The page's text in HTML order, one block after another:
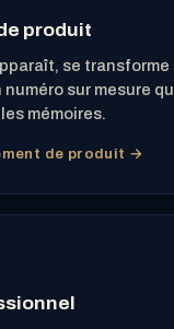
produit
se
sur mesure
mémoires.
de produit →